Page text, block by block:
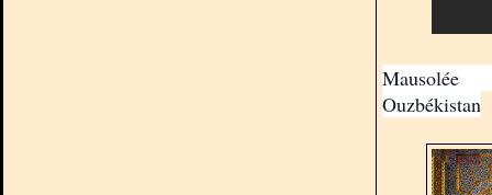
Mausolée
Ouzbékistan